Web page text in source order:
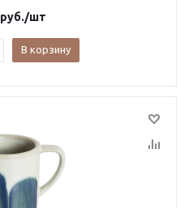
руб./шт
В корзину